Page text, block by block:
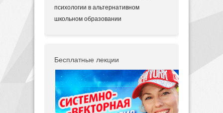
психологии в альтернативном
школьном образовании
Бесплатные лекции